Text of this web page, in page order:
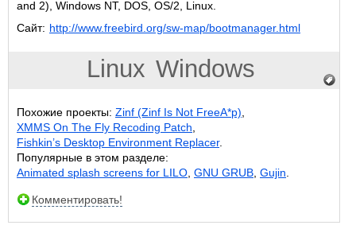
and 2), Windows NT, DOS, OS/2, Linux.
Сайт: http://www.freebird.org/sw-map/bootmanager.html
Linux Windows
Похожие проекты: Zinf (Zinf Is Not FreeA*p)
XMMS On The Fly Recoding Patch
Fishkin’s Desktop Environment Replacer.
Популярные в этом разделе:
Animated splash screens for LILO GNU GRUB Gujin
Комментировать!